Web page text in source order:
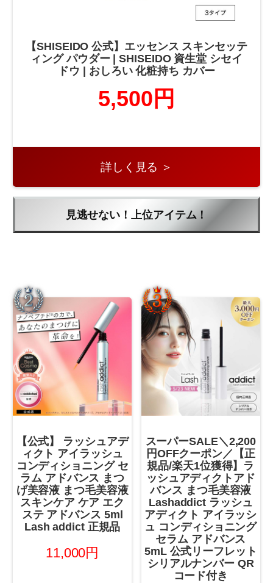
【SHISEIDO 公式】エッセンス スキンセッテ
ィング パウダー | SHISEIDO 資生堂 シセイ
ドウ | おしろい 化粧持ち カバー
5,500円
詳しく見る ＞
見逃せない！上位アイテム！
【公式】 ラッシュアデ
ィクト アイラッシュ
コンディショニング セ
ラム アドバンス まつ
げ美容液 まつ毛美容液
スキンケア ケア エク
ステ アドバンス 5ml
Lash addict 正規品
11,000円
スーパーSALE＼2,200
円OFFクーポン／【正
規品/楽天1位獲得】ラ
ッシュアディクトアド
バンス まつ毛美容液
Lashaddict ラッシュ
アディクト アイラッシ
ュ コンディショニング
セラム アドバンス
5mL 公式リーフレット
シリアルナンバー QR
コード付き